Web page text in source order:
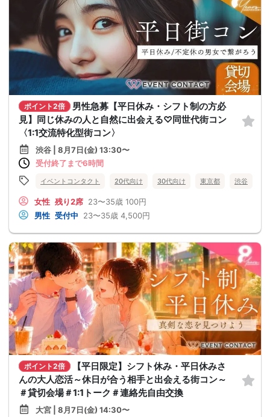
ポイント2倍
男性急募【平日休み・シフト制の方必
見】同じ休みの人と自然に出会える♡同世代街コン
〈1:1交流特化型街コン〉
渋谷 | 8月7日(金) 13:30〜
受付終了まで6時間
イベントコンタクト 20代向け 30代向け 東京都 渋谷
女性 残り2席 23〜35歳 100円
男性 受付中 23〜35歳 4,500円
ポイント2倍
【平日限定】シフト休み・平日休みさ
んの大人恋活～休日が合う相手と出会える街コン～
＃貸切会場＃1:1トーク＃連絡先自由交換
大宮 | 8月7日(金) 14:30〜